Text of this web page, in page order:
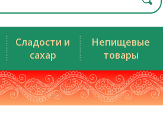
Сладости и
сахар
Непищевые
товары